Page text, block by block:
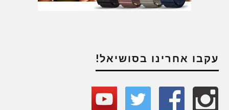
עקבו אחרינו בסושיאל!